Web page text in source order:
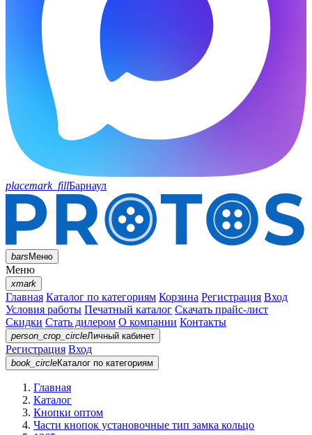
placemark_fillБарнаул
barsМеню
Меню
xmark
Главная Каталог по категориям Корзина Регистрация Вход
Условия работы Печатный каталог Скачать прайс-лист
Скидки Стать дилером О компании Контакты
person_crop_circleЛичный кабинет
Регистрация Вход
book_circleКаталог по категориям
Главная
Каталог
Кнопки оптом
Части кнопок установочные тип замка кольцо